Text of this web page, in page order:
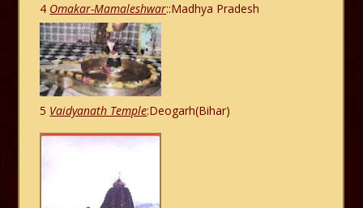
4 Omakar-Mamaleshwar::Madhya Pradesh
5 Vaidyanath Temple:Deogarh(Bihar)